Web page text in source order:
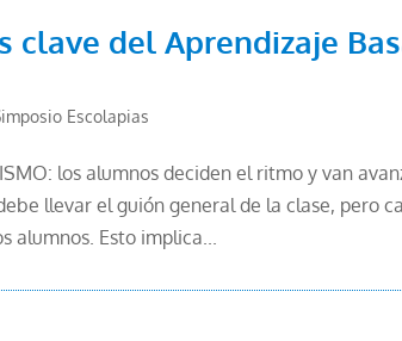
clave del Aprendizaje
Escolapias
los alumnos deciden el ritmo y van
llevar el guión general de la clase, pero
alumnos. Esto implica...